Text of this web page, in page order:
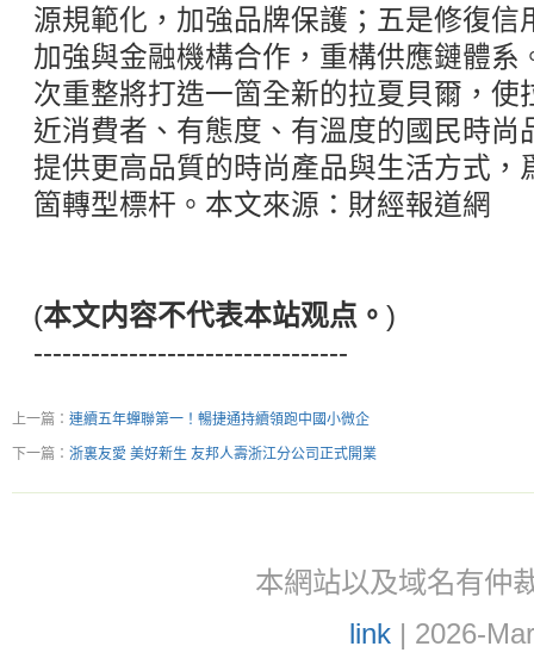
源規範化，加強品牌保護；五是修復信
加強與金融機構合作，重構供應鏈體系
次重整將打造一箇全新的拉夏貝爾，使
近消費者、有態度、有溫度的國民時尚
提供更高品質的時尚產品與生活方式，
箇轉型標杆。本文來源：財經報道網
(本文内容不代表本站观点。 )
---------------------------------
上一篇： 連續五年蟬聯第一！暢捷通持續領跑中國小微企
下一篇： 浙裏友愛 美好新生 友邦人壽浙江分公司正式開業
本網站以及域名有仲
link| 2026-